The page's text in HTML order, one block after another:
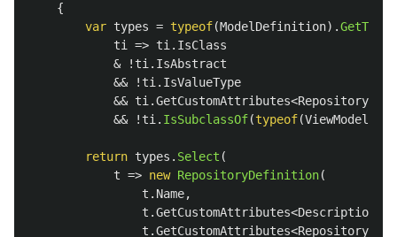
{
var types = typeof(ModelDefinition).
ti
=> ti . IsClass
&
! ti . IsAbstract
&&
! ti . IsValueType
&& ti .GetCustomAttributes<
&&
! ti . IsSubclassOf(typeof(ViewModelBase
return types . Select (
t => new RepositoryDefinition(
t . Name,
t .GetCustomAttributes<
t .GetCustomAttributes<